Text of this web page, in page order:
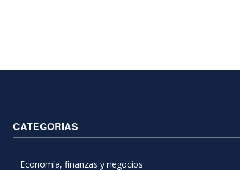
CATEGORIAS
Economía, finanzas y negocios